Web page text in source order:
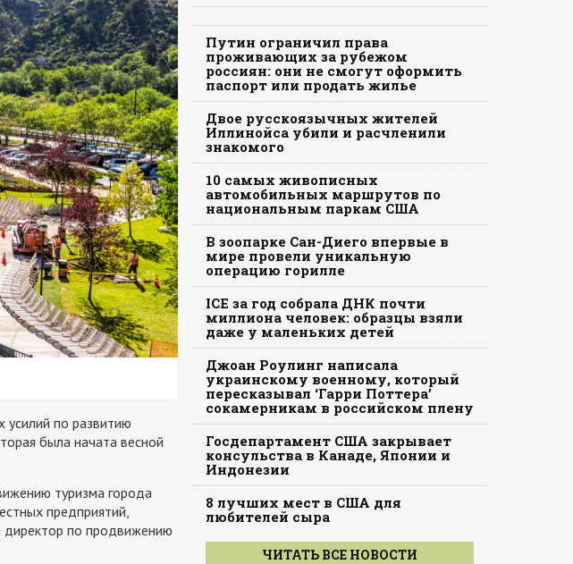
усилий по развитию
была начата весной
туризма города
предприятий,
директор по продвижению
Путин ограничил права
проживающих за рубежом
россиян: они не смогут оформить
паспорт или продать жилье
Двое русскоязычных жителей
Иллинойса убили и расчленили
знакомого
10 самых живописных
автомобильных маршрутов по
национальным паркам США
В зоопарке Сан-Диего впервые в
мире провели уникальную
операцию горилле
ICE за год собрала ДНК почти
миллиона человек: образцы взяли
даже у маленьких детей
Джоан Роулинг написала
украинскому военному, который
пересказывал ‘Гарри Поттера’
сокамерникам в российском плену
Госдепартамент США закрывает
консульства в Канаде, Японии и
Индонезии
8 лучших мест в США для
любителей сыра
ЧИТАТЬ ВСЕ НОВОСТИ